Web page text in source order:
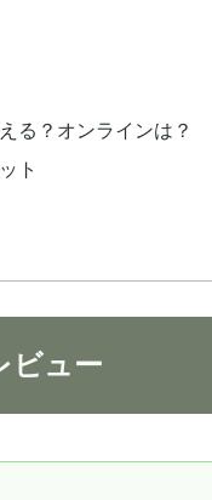
る？オンラインは？
ト
ビュー